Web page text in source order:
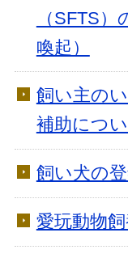
（SFTS
喚起）
飼い主の
補助につ
飼い犬の
愛玩動物